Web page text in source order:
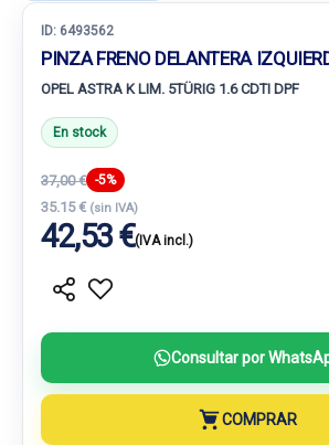
ID: 6493562
PINZA FRENO DELANTERA
OPEL ASTRA K LIM. 5TÜRIG 1.6 CDTI DPF
En stock
37,00 € -5%
35.15 € (sin IVA)
42,53 €(IVA incl.)
Consultar por
COMPRAR